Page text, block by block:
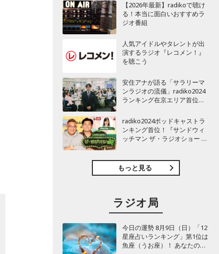
【2026年最新】radikoで聴け
る！本当に面白いおすすめラ
ジオ番組
人気アイドルやタレントが出
演するラジオ『レコメン！』
を聴こう
安住アナが語る「サラリーマ
ンラジオの流儀」radiko2024
ランキング在京エリア首位
曜天国』インタビュー
radiko2024ポッドキャストラ
ンキング首位！『サンドウィ
ッチマン ザ・ラジオショー サ
もっと見る
ラジオ局
今日の運勢 8月9日（日）「12
星座占いランキング」第1位は
魚座（うお座）！ あなたの星